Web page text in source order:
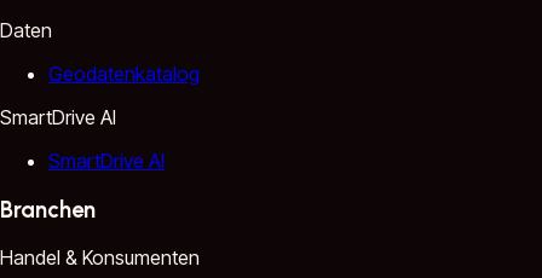
Daten
Geodatenkatalog
SmartDrive AI
SmartDrive AI
Branchen
Handel & Konsumenten